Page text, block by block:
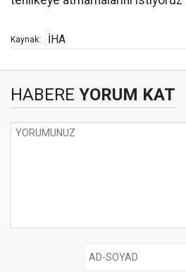
Kaynak: İHA
HABERE YORUM KAT